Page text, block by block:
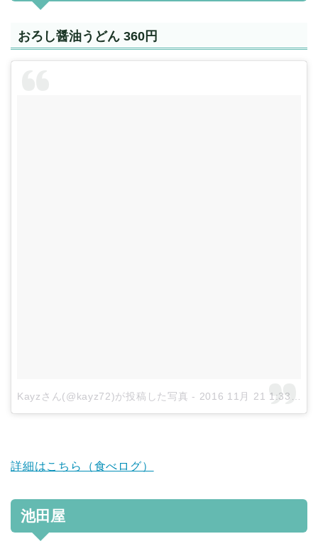
おろし醤油うどん 360円
Kayzさん(@kayz72)が投稿した写真 - 2016 11月 21 1:33午前 PST
詳細はこちら（食べログ）
池田屋